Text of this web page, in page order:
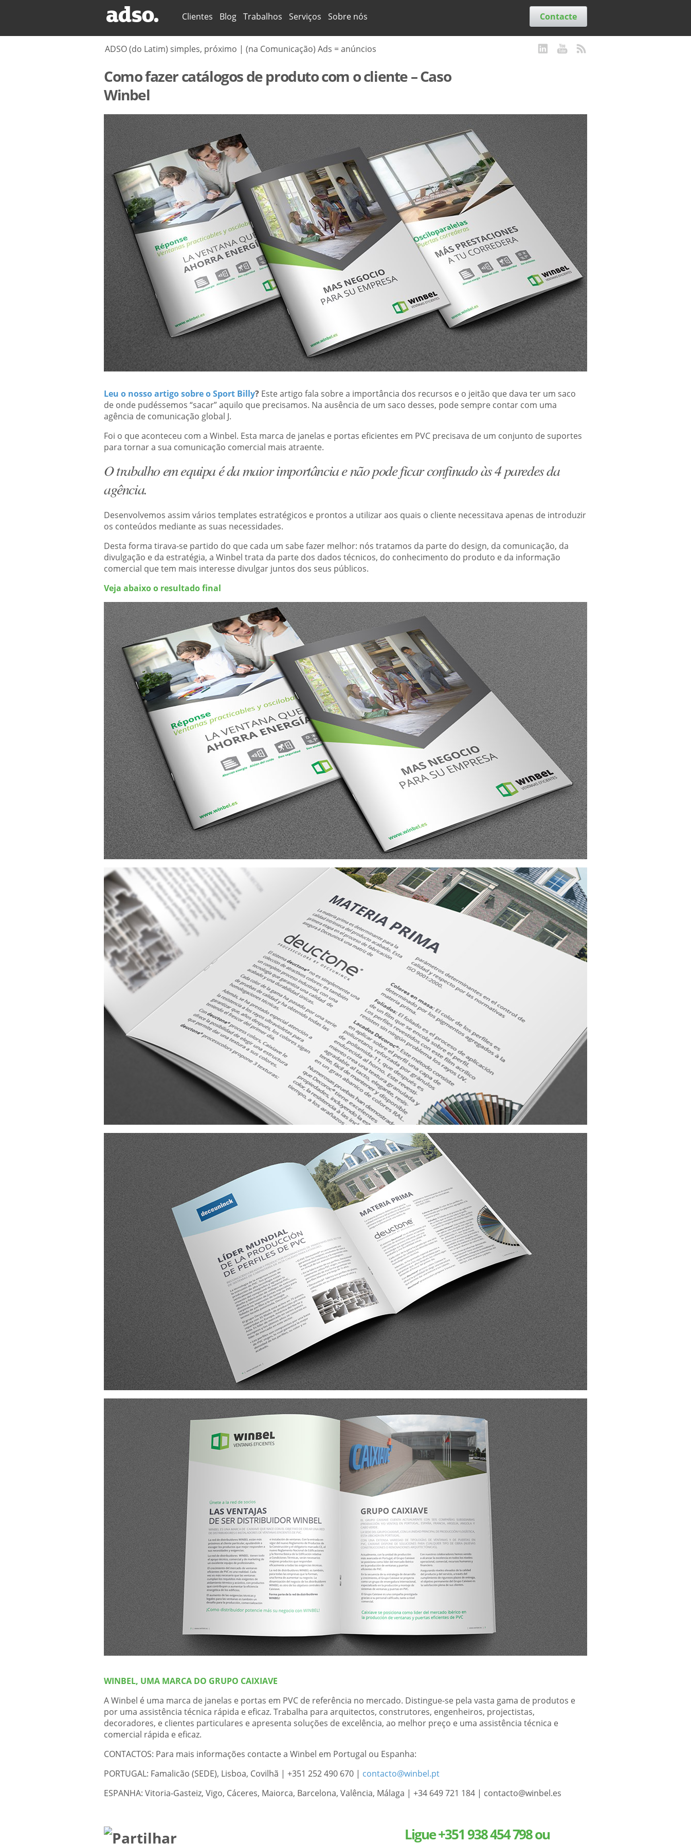
Secções
Clientes Blog Trabalhos Serviços Sobre nós
ADSO (do Latim) simples, próximo | (na Comunicação) Ads = anúncios
Contacte
Como fazer catálogos de produto com o cliente – Caso
Winbel
Leu o nosso artigo sobre o Sport Billy? Este artigo fala sobre a importância dos recursos e o jeitão que dava ter um saco
de onde pudéssemos “sacar” aquilo que precisamos. Na ausência de um saco desses, pode sempre contar com uma
agência de comunicação global J.
Foi o que aconteceu com a Winbel. Esta marca de janelas e portas eficientes em PVC precisava de um conjunto de suportes
para tornar a sua comunicação comercial mais atraente.
O trabalho em equipa é da maior importância e não pode ficar confinado às 4 paredes da
agência.
Desenvolvemos assim vários templates estratégicos e prontos a utilizar aos quais o cliente necessitava apenas de introduzir
os conteúdos mediante as suas necessidades.
Desta forma tirava-se partido do que cada um sabe fazer melhor: nós tratamos da parte do design, da comunicação, da
divulgação e da estratégia, a Winbel trata da parte dos dados técnicos, do conhecimento do produto e da informação
comercial que tem mais interesse divulgar juntos dos seus públicos.
Veja abaixo o resultado final
WINBEL, UMA MARCA DO GRUPO CAIXIAVE
A Winbel é uma marca de janelas e portas em PVC de referência no mercado. Distingue-se pela vasta gama de produtos e
por uma assistência técnica rápida e eficaz. Trabalha para arquitectos, construtores, engenheiros, projectistas,
decoradores, e clientes particulares e apresenta soluções de excelência, ao melhor preço e uma assistência técnica e
comercial rápida e eficaz.
CONTACTOS: Para mais informações contacte a Winbel em Portugal ou Espanha:
PORTUGAL: Famalicão (SEDE), Lisboa, Covilhã | +351 252 490 670 | contacto@winbel.pt
ESPANHA: Vitoria-Gasteiz, Vigo, Cáceres, Maiorca, Barcelona, Valência, Málaga | +34 649 721 184 | contacto@winbel.es
Ligue+351 938 454 798ou
Partilhar